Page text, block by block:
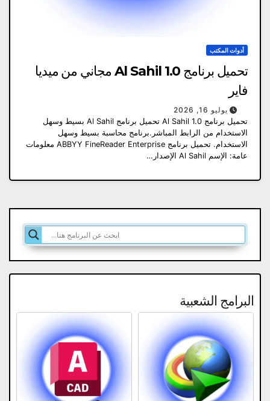
أدوات المكتب
تحميل برنامج Al Sahil 1.0 مجاني من ميديا ​​
فاير
يوليو 16, 2026
تحميل برنامج Al Sahil 1.0 تحميل برنامج Al Sahil بسيط وسهل
الاستخدام من الرابط المباشر.برنامج محاسبة بسيط وسهل
الاستخدام. تحميل برنامج ABBYY FineReader Enterprise معلومات
عامة: الإسم Al Sahil الإصدار…
البرامج الشعبية